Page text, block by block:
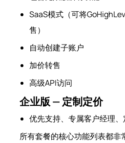
SaaS模式（可将
售）
自动创建子账户
加价转售
高级API访问
企业版 — 定制定价
优先支持、专属客户经理
所有套餐的核心功能列表都非